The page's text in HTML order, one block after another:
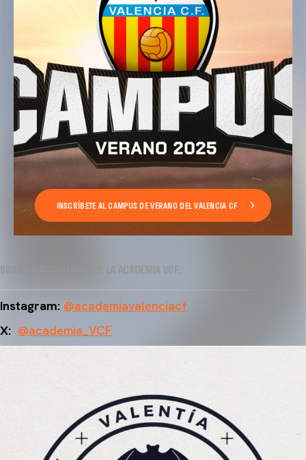
INSCRÍBETE AL CAMPUS DE VERANO DEL VALENCIA CF
SIGUE LA ACTUALIDAD DE LA ACADEMIA VCF:
Instagram: @academiavalenciacf
X: @academia_VCF